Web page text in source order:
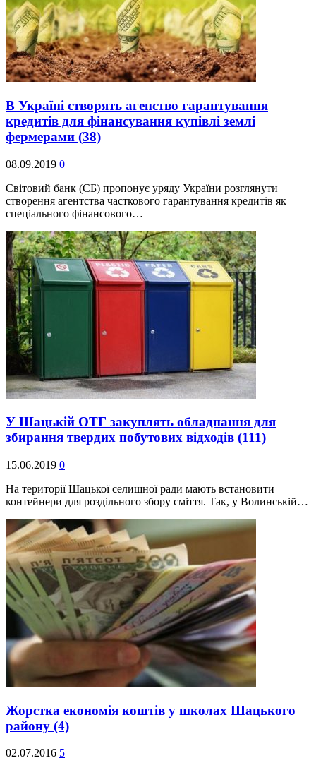
В Україні створять агенство гарантування
кредитів для фінансування купівлі землі
фермерами (38)
08.09.2019 0
Світовий банк (СБ) пропонує уряду України розглянути
створення агентства часткового гарантування кредитів як
спеціального фінансового…
У Шацькій ОТГ закуплять обладнання для
збирання твердих побутових відходів (111)
15.06.2019 0
На території Шацької селищної ради мають встановити
контейнери для роздільного збору сміття. Так, у Волинській…
Жорстка економія коштів у школах Шацького
району (4)
02.07.2016 5